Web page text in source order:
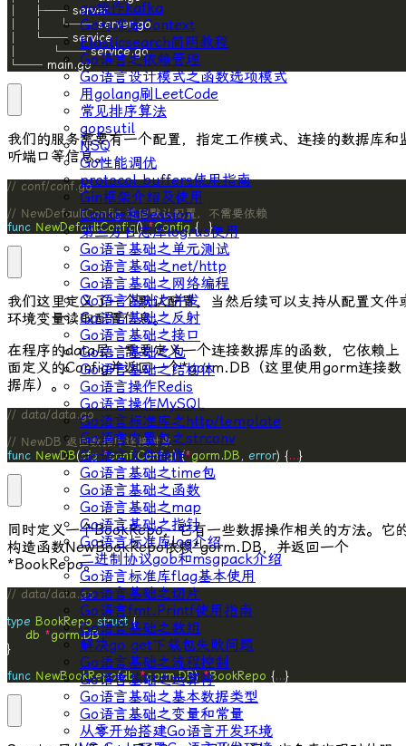
go操作kafka
Go标准库Context
Elasticsearch简明教程
Go语言之依赖管理
Go语言设计模式之函数选项模式
用golang刷LeetCode
常见排序算法
gopsutil
NSQ
Go性能调优
protocol buffers使用指南
Gin框架介绍及使用
Cookie和Session
第三方日志库logrus使用
Go语言基础之单元测试
Go语言基础之net/http
Go语言基础之网络编程
Go语言基础之并发
Go语言基础之反射
Go语言基础之接口
Go语言基础之包
Go语言基础之结构体
Go语言操作Redis
Go语言操作MySQL
Go语言标准库之http/template
Go语言内置包之strconv
Go语言文件操作
Go语言基础之time包
Go语言基础之函数
Go语言基础之map
Go语言基础之指针
Go语言标准库log介绍
二进制协议gob和msgpack介绍
Go语言标准库flag基本使用
Go语言基础之切片
Go语言fmt.Printf使用指南
Go语言基础之数组
解决go get下载包失败问题
Go语言基础之流程控制
Go语言基础之运算符
Go语言基础之基本数据类型
Go语言基础之变量和常量
从零开始搭建Go语言开发环境
└── main.go
我们的服务需要有一个配置，指定工作模式、连接的数据库和
听端口等信息。
// conf/conf.go
// NewDefaultConfig 返回默认配置，不需要依赖
func NewDefaultConfig() *Config {...}
我们这里定义了一个默认配置，当然后续可以支持从配置文件
环境变量读取配置信息。
在程序的data层，需要定义一个连接数据库的函数，它依赖上
面定义的Config并返回一个*gorm.DB （这里使用gorm连接数
据库）。
// data/data.go
// NewDB 返回数据库连接对象
func NewDB(cfg *conf.Config) (*gorm .DB , error) {...}
同时定义一个BookRepo，它有一些数据操作相关的方法。它
构造函数NewBookRepo依赖*gorm.DB，并返回一个
*BookRepo。
// data/data.go
type BookRepo struct
db *gorm.DB
func NewBookRepo(db *gorm.DB) *BookRepo {...}